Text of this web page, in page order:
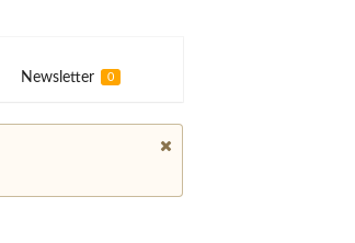
Newsletter 0